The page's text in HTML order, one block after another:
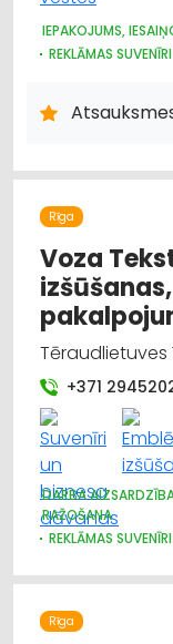
IEPAKOJUMS,
REKLĀMAS SUVENĪRI
UN APAVI;
Rīga
Voza
Tēraudlietuves
+371
DARBA
RAŽOŠANA
REKLĀMAS SUVENĪRI
UN APAVI;
Rīga